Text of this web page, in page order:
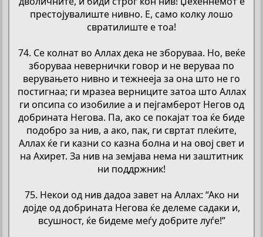
престојувалиште нивно. Е, само колку лошо
свратилиште е тоа!
74. Се колнат во Аллах дека не зборуваа. Но, веќе
зборуваа невернички говор и не веруваа по
верувањето нивно и тежнееја за она што не го
постигнаа; ги мразеа верниците затоа што Аллах
ги опсипа со изобилие а и пејгамберот Негов од
добрината Негова. Па, ако се покајат тоа ќе биде
подобро за нив, а ако, пак, ги свртат плеќите,
Аллах ќе ги казни со казна болна и на овој свет и
на Ахирет. За нив на земјава нема ни заштитник
ни поддржник!
75. Некои од нив дадоа завет на Аллах: “Ако ни
дојде од добрината Негова ќе делеме садаки и,
всушност, ќе бидеме меѓу добрите луѓе!”